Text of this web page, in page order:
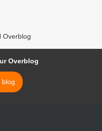
Overblog
Overblog
blog